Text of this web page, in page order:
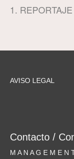
1.
AVISO LEGAL
Contacto /
M A N A G E M E N